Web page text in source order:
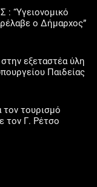
“Υγειονομικό
ο Δήμαρχος”
στην εξεταστέα ύλη
Παιδείας
τον τουρισμό
τον Γ. Ρέτσο